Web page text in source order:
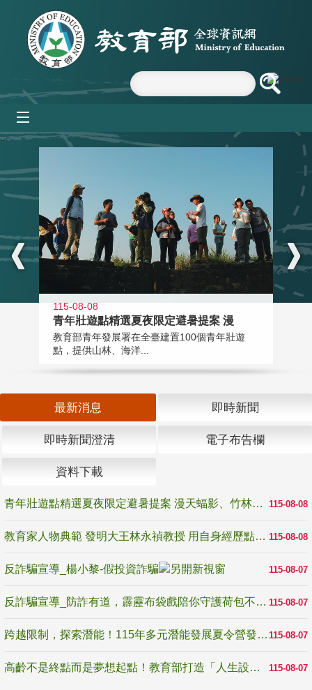
跳到主要內容區塊
:::
115-08-08
青年壯遊點精選夏夜限定避暑提案 漫
教育部青年發展署在全臺建置100個青年壯遊
點，提供山林、海洋...
最新消息 即時新聞
即時新聞澄清 電子布告欄
資料下載
115-08-08
青年壯遊點精選夏夜限定避暑提案 漫天蝠影、竹林尋蛙、茶香夜觀 邀青年暮色出發
115-08-08
教育家人物典範 發明大王林永禎教授 用自身經歷點亮學生的路
115-08-07
反詐騙宣導_楊小黎-假投資詐騙
115-08-07
反詐騙宣導_防詐有道，霹靂布袋戲陪你守護荷包不受騙
115-08-07
跨越限制，探索潛能！115年多元潛能發展夏令營發掘生命無限可能
115-08-07
高齡不是終點而是夢想起點！教育部打造「人生設計夢工場」 參展第3屆高齡健康產業博覽會